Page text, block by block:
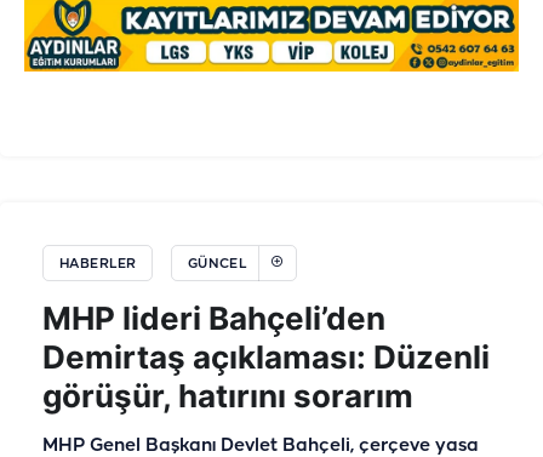
HABERLER GÜNCEL
MHP lideri Bahçeli’den
Demirtaş açıklaması: Düzenli
görüşür, hatırını sorarım
MHP Genel Başkanı Devlet Bahçeli, çerçeve yasa